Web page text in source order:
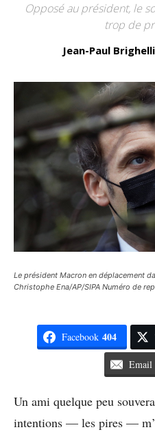
Opposé au président, le
trop de
Jean-Paul Brighelli
Le président Macron en déplacement
Christophe Ena/AP/SIPA Numéro de
Facebook 404
Email
Un ami quelque peu
intentions — les pires —